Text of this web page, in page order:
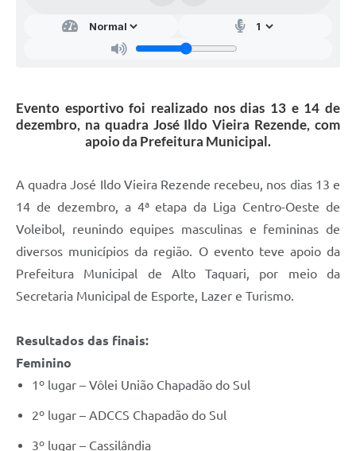
Evento esportivo foi realizado nos dias 13 e 14 de
dezembro, na quadra José Ildo Vieira Rezende, com
apoio da Prefeitura Municipal.
A quadra José Ildo Vieira Rezende recebeu, nos dias 13 e
14 de dezembro, a 4ª etapa da Liga Centro-Oeste de
Voleibol, reunindo equipes masculinas e femininas de
diversos municípios da região. O evento teve apoio da
Prefeitura Municipal de Alto Taquari, por meio da
Secretaria Municipal de Esporte, Lazer e Turismo.
Resultados das finais:
Feminino
1º lugar – Vôlei União Chapadão do Sul
2º lugar – ADCCS Chapadão do Sul
3º lugar – Cassilândia